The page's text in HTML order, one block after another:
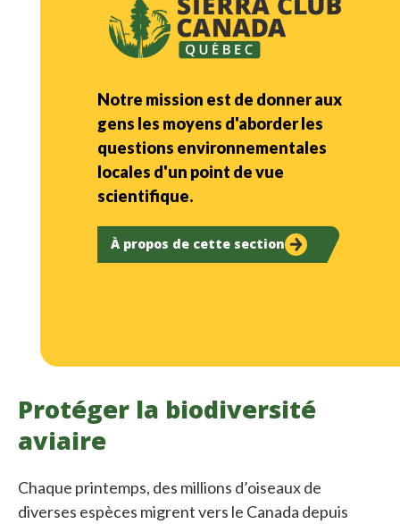
Notre mission est de donner aux
gens les moyens d'aborder les
questions environnementales
locales d'un point de vue
scientifique.
À propos de cette section
Protéger la biodiversité
aviaire
Chaque printemps, des millions d’oiseaux de
diverses espèces migrent vers le Canada depuis